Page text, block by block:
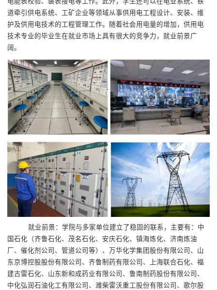
道牵引供电系统、工矿企业等领域从事供用电工程设计、安装、维
护及供用电技术的工程管理工作。随着社会用电量的增加，供用电
技术专业的毕业生在就业市场上具有很大的竞争力，就业前景广
阔。
就业前景：学院与多家单位建立了稳固的联系，主要有：中
国石化（齐鲁石化、茂名石化、安庆石化、镇海炼化、济南炼油
厂、催化剂公司、管道公司等）、万华化学集团股份有限公司、山
东京博控股股份有限公司、齐鲁制药有限公司、上海联合石化、福
建古雷石化、山东新和成药业有限公司、鲁南制药股份有限公司、
中化弘润石油化工有限公司、潍柴雷沃重工股份有限公司、歌尔股